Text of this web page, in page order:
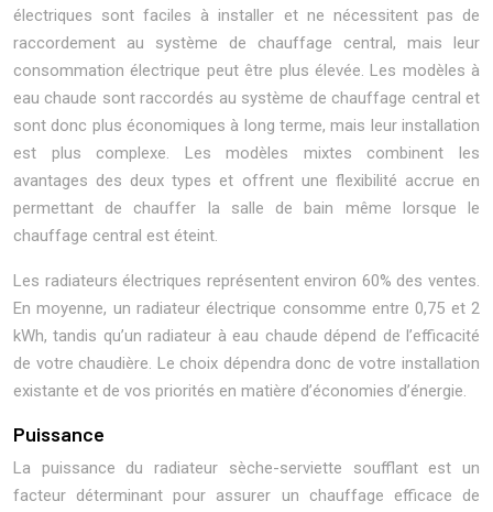
électriques sont faciles à installer et ne nécessitent pas de
raccordement au système de chauffage central, mais leur
consommation électrique peut être plus élevée. Les modèles à
eau chaude sont raccordés au système de chauffage central et
sont donc plus économiques à long terme, mais leur installation
est plus complexe. Les modèles mixtes combinent les
avantages des deux types et offrent une flexibilité accrue en
permettant de chauffer la salle de bain même lorsque le
chauffage central est éteint.
Les radiateurs électriques représentent environ 60% des ventes.
En moyenne, un radiateur électrique consomme entre 0,75 et 2
kWh, tandis qu’un radiateur à eau chaude dépend de l’efficacité
de votre chaudière. Le choix dépendra donc de votre installation
existante et de vos priorités en matière d’économies d’énergie.
Puissance
La puissance du radiateur sèche-serviette soufflant est un
facteur déterminant pour assurer un chauffage efficace de